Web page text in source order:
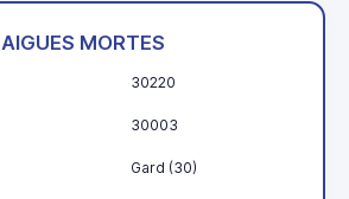
AIGUES MORTES
30220
30003
Gard (30)